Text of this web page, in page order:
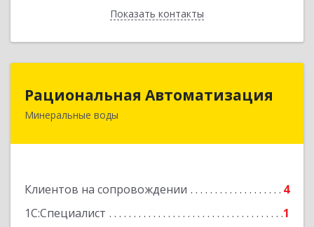
Показать контакты
Назад
Рациональная Автоматизация
Минеральные воды
Клиентов на сопровождении
4
1С:Специалист
1
357209, Ставропольский край, м.о.
Подробнее